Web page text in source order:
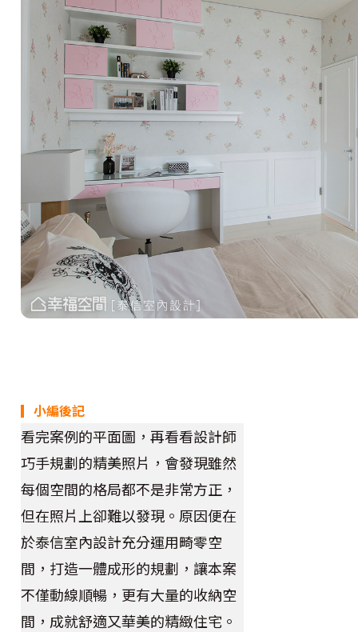
▎小編後記
看完案例的平面圖，再看看設計師
巧手規劃的精美照片，會發現雖然
每個空間的格局都不是非常方正，
但在照片上卻難以發現。原因便在
於泰信室內設計充分運用畸零空
間，打造一體成形的規劃，讓本案
不僅動線順暢，更有大量的收納空
間，成就舒適又華美的精緻住宅。